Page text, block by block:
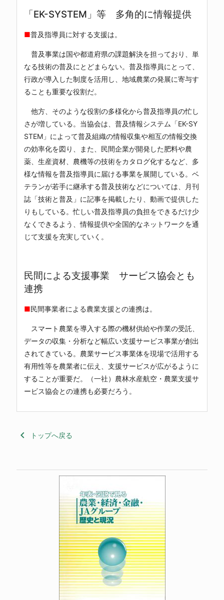
「EK-SYSTEM」等 多角的に情報提供
■普及指導員に対する支援は。
普及事業は国や都道府県の課題解決を担っており、単
なる技術の普及にとどまらない。普及指導員にとって、
行政が導入した制度を活用し、地域農業の発展に寄与す
ることも重要な役割だ。
他方、そのような役割の多様化から普及指導員の忙し
さが増している。当協会は、普及情報システム「EK-SY
STEM」によって普及組織の情報収集や相互の情報交換
の効率化を図り、また、民間企業が開発した肥料や農
薬、生産資材、農機等の技術をカタログ化するなど、多
様な情報を普及指導員に届ける事業を展開している。ベ
テランが若手に継承する普及技術などについては、月刊
誌「技術と普及」に記事を掲載したり、動画で提供した
りもしている。忙しい普及指導員の負担をできるだけ少
なくできるよう、情報提供や全国的なネットワークを通
じて支援を充実していく。
民間による支援事業 サービス協会とも
連携
■民間事業者による農業支援との連携は。
スマート農業を導入する際の機材供給や作業の受託、
データの収集・分析など幅広い支援サービス事業が創出
されてきている。農業サービス事業体を現場で活用する
有用性等を農業者に伝え、支援サービスが広がるように
することが重要だ。（一社）農林水産航空・農業支援サ
ービス協会との連携も必要だろう。
keyboard_arrow_left トップへ戻る